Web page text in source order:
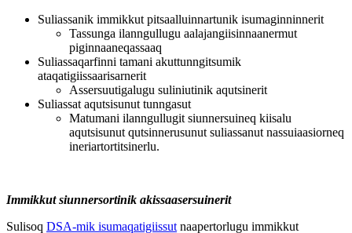
Suliassanik immikkut pitsaalluinnartunik isumaginninnerit
Tassunga ilanngullugu aalajangiisinnaanermut
piginnaaneqassaaq
Suliassaqarfinni tamani akuttunngitsumik
ataqatigiissaarisarnerit
Assersuutigalugu suliniutinik aqutsinerit
Suliassat aqutsisunut tunngasut
Matumani ilanngullugit siunnersuineq kiisalu
aqutsisunut qutsinnerusunut suliassanut nassuiaasiorneq
ineriartortitsinerlu.
Immikkut siunnersortinik akissaasersuinerit
Sulisoq DSA-mik isumaqatigiissut naapertorlugu immikkut